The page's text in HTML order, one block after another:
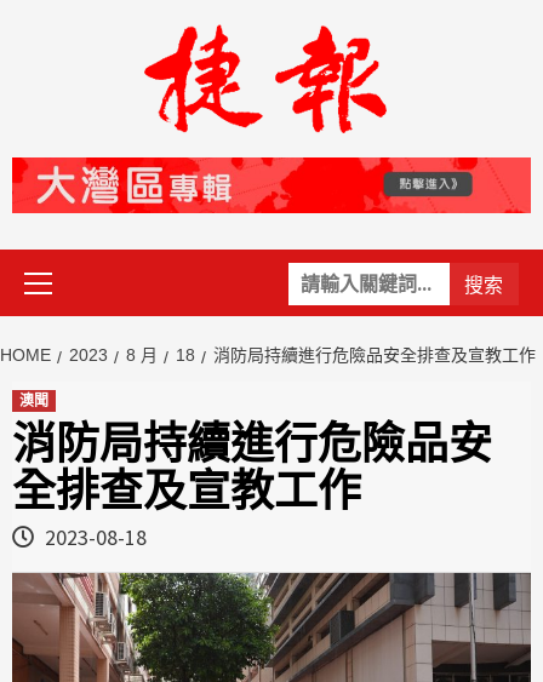
關
鍵
Primary
Menu
HOME 2023 8 月 18 消防局持續進行危險品安全排查及宣教工作
澳聞
消防局持續進行危險品安
全排查及宣教工作
2023-08-18